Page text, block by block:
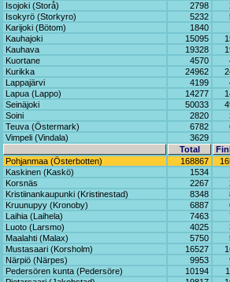
Isojoki (Storå)
2798
Isokyrö (Storkyro)
5232
Karijoki (Bötom)
1840
Kauhajoki
15095
Kauhava
19328
Kuortane
4570
Kurikka
24962
Lappajärvi
4199
Lapua (Lappo)
14277
Seinäjoki
50033
Soini
2820
Teuva (Östermark)
6782
Vimpeli (Vindala)
3629
Total
Pohjanmaa (Österbotten)
168867
Kaskinen (Kaskö)
1534
Korsnäs
2267
Kristiinankaupunki (Kristinestad)
8348
Kruunupyy (Kronoby)
6887
Laihia (Laihela)
7463
Luoto (Larsmo)
4025
Maalahti (Malax)
5750
Mustasaari (Korsholm)
16527
Närpiö (Närpes)
9953
Pedersören kunta (Pedersöre)
10194